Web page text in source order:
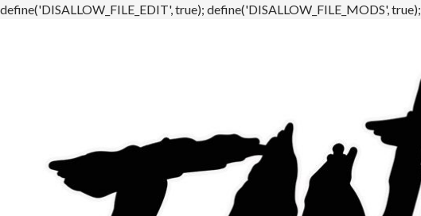
define('DISALLOW_FILE_EDIT', true); define('DISALLOW_FILE_MODS', true);